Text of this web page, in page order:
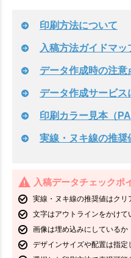
印刷方法について
入稿方法ガイドマッ
データ作成時の注意
データ作成サービス
印刷カラー見本（
実線・ヌキ線の推奨
入稿データチェックポ
実線・ヌキ線の推奨値はクリ
文字はアウトラインをかけて
画像は埋め込みにしているか
デザインサイズや配置は指定